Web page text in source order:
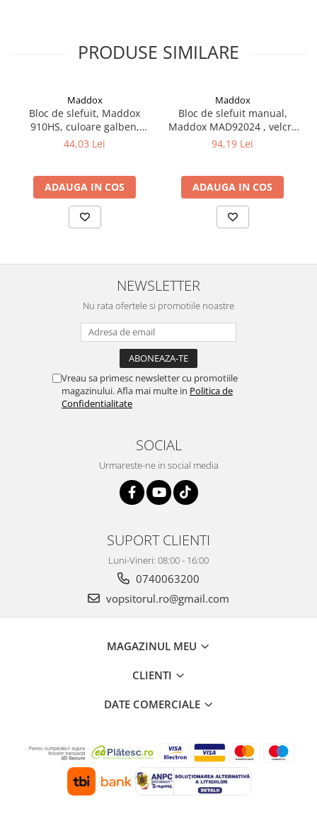
Lac auto Retus
Pereti cabinei
2.11 CORECTIE VOPSEA
Indepartat impuritati
2.12 POLISHARE
Bureti Trizact
Lavete polish
2.14 ORGANIZARE ATELIER
2.15 Detailing Auto
PRODUSE SIMILARE
Maddox
Bloc de slefuit, Maddox
910HS, culoare galben,
diametru 150 mm
44,03 Lei
ADAUGA IN COS
Maddox
Bloc de slefuit manual,
Maddox MAD92024 , velcro
cu aspiratie, dimeniune
94,19 Lei
ADAUGA IN COS
NEWSLETTER
Nu rata ofertele si promotiile noastre
Vreau sa primesc newsletter cu promotiile
magazinului. Afla mai multe in Politica de
Confidentialitate
SOCIAL
Urmareste-ne in social media
SUPORT CLIENTI
Luni-Vineri: 08:00 - 16:00
0740063200
vopsitorul.ro@gmail.com
MAGAZINUL MEU
CLIENTI
DATE COMERCIALE